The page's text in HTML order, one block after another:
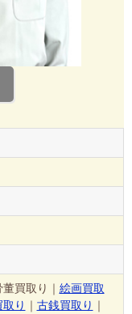
買取り｜ 絵画買取
り ｜ 古銭買取り ｜